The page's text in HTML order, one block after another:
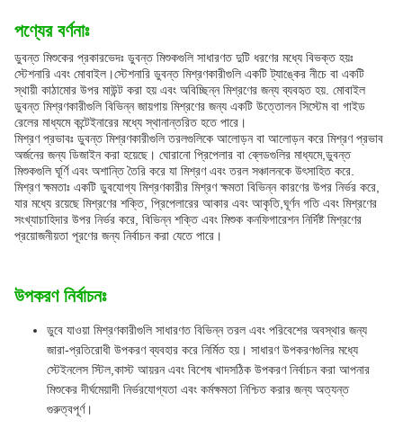
পণ্যের বর্ণনাঃ
ডুবন্ত মিশুকের প্রকারভেদঃ ডুবন্ত মিশুকগুলি সাধারণত দুটি ধরণের মধ্যে বিভক্ত হয়ঃ
স্টেশনারি এবং মোবাইল।স্টেশনারি ডুবন্ত মিশ্রণকারীগুলি একটি ট্যাঙ্কের নীচে বা একটি
স্থায়ী কাঠামোর উপর মাউন্ট করা হয় এবং অবিচ্ছিন্ন মিশ্রণের জন্য ব্যবহৃত হয়. মোবাইল
ডুবন্ত মিশ্রণকারীগুলি বিভিন্ন জায়গায় মিশ্রণের জন্য একটি উত্তোলন সিস্টেম বা গাইড
রেলের মাধ্যমে কন্টেইনারের মধ্যে স্থানান্তরিত হতে পারে।
মিশ্রণ প্রভাবঃ ডুবন্ত মিশ্রণকারীগুলি তরলগুলিকে আলোড়ন বা আলোড়ন করে মিশ্রণ প্রভাব
অর্জনের জন্য ডিজাইন করা হয়েছে। ঘোরানো প্রিপেলার বা ব্লেডগুলির মাধ্যমে,ডুবন্ত
মিশুকগুলি ঘূর্ণি এবং অশান্তি তৈরি করে যা মিশ্রণ এবং তরল সঞ্চালনকে উৎসাহিত করে.
মিশ্রণ ক্ষমতাঃ একটি ডুবযোগ্য মিশ্রণকারীর মিশ্রণ ক্ষমতা বিভিন্ন কারণের উপর নির্ভর করে,
যার মধ্যে রয়েছে মিশ্রণের শক্তি, প্রিপেলারের আকার এবং আকৃতি,ঘূর্ণন গতি এবং মিশ্রণের
সংখ্যাচাহিদার উপর নির্ভর করে, বিভিন্ন শক্তি এবং মিশুক কনফিগারেশন নির্দিষ্ট মিশ্রণের
প্রয়োজনীয়তা পূরণের জন্য নির্বাচন করা যেতে পারে।
উপকরণ নির্বাচনঃ
ডুবে যাওয়া মিশ্রণকারীগুলি সাধারণত বিভিন্ন তরল এবং পরিবেশের অবস্থার জন্য
জারা-প্রতিরোধী উপকরণ ব্যবহার করে নির্মিত হয়। সাধারণ উপকরণগুলির মধ্যে
স্টেইনলেস স্টিল,কাস্ট আয়রন এবং বিশেষ খাদসঠিক উপকরণ নির্বাচন করা আপনার
মিশুকের দীর্ঘমেয়াদী নির্ভরযোগ্যতা এবং কর্মক্ষমতা নিশ্চিত করার জন্য অত্যন্ত
গুরুত্বপূর্ণ।